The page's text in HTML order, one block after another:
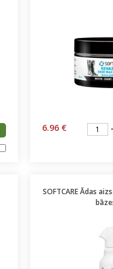
6.96 €
SOFTCARE Ādas